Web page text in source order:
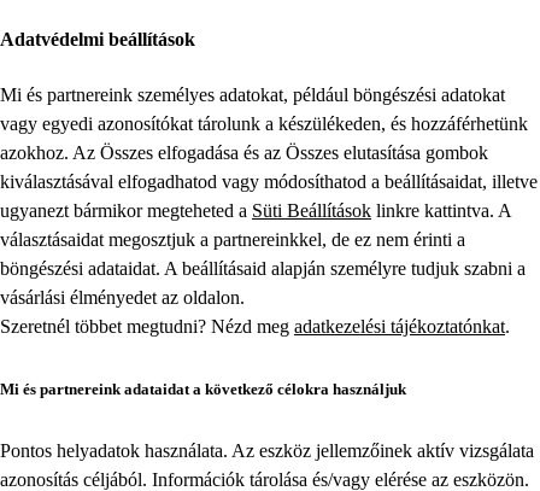
Adatvédelmi beállítások
Mi és partnereink személyes adatokat, például böngészési adatokat
vagy egyedi azonosítókat tárolunk a készülékeden, és hozzáférhetünk
azokhoz. Az Összes elfogadása és az Összes elutasítása gombok
kiválasztásával elfogadhatod vagy módosíthatod a beállításaidat, illetve
ugyanezt bármikor megteheted a Süti Beállítások linkre kattintva. A
választásaidat megosztjuk a partnereinkkel, de ez nem érinti a
böngészési adataidat. A beállításaid alapján személyre tudjuk szabni a
vásárlási élményedet az oldalon.
Szeretnél többet megtudni? Nézd meg adatkezelési tájékoztatónkat.
Mi és partnereink adataidat a következő célokra használjuk
Pontos helyadatok használata. Az eszköz jellemzőinek aktív vizsgálata
azonosítás céljából. Információk tárolása és/vagy elérése az eszközön.